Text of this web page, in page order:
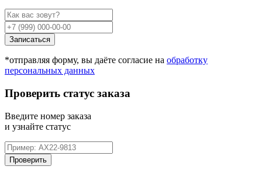
Записаться
*отправляя форму, вы даёте согласие на обработку
персональных данных
Проверить статус заказа
Введите номер заказа
и узнайте статус
Проверить